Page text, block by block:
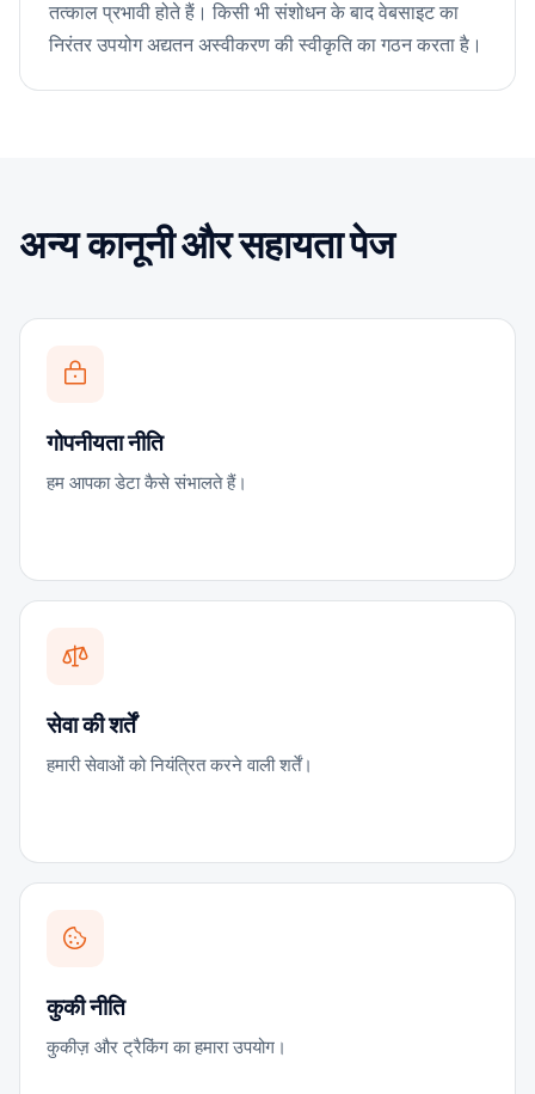
तत्काल प्रभावी होते हैं। किसी भी संशोधन के बाद वेबसाइट का
निरंतर उपयोग अद्यतन अस्वीकरण की स्वीकृति का गठन करता है।
अन्य कानूनी और सहायता पेज
गोपनीयता नीति
हम आपका डेटा कैसे संभालते हैं।
सेवा की शर्तें
हमारी सेवाओं को नियंत्रित करने वाली शर्तें।
कुकी नीति
कुकीज़ और ट्रैकिंग का हमारा उपयोग।